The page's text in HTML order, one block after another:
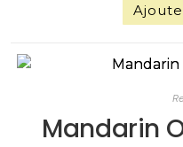
Mandarin